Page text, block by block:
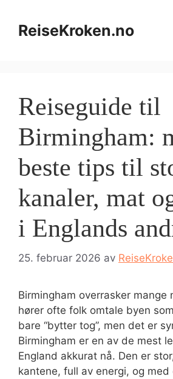
innholdReiseKroken.no
Reiseguide til
Birmingham:
beste tips til
kanaler, mat
i Englands
25. februar 2026 av
Birmingham overrasker mange
hører ofte folk omtale byen
bare “bytter tog”, men det er
Birmingham er en av de mest
England akkurat nå. Den er
kantene, full av energi, og med